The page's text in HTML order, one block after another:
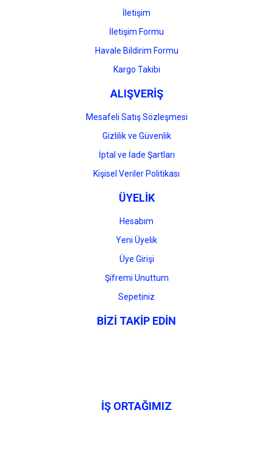
İletişim
İletişim Formu
Havale Bildirim Formu
Kargo Takibi
ALIŞVERİŞ
Mesafeli Satış Sözleşmesi
Gizlilik ve Güvenlik
İptal ve İade Şartları
Kişisel Veriler Politikası
ÜYELİK
Hesabım
Yeni Üyelik
Üye Girişi
Şifremi Unuttum
Sepetiniz
BİZİ TAKİP EDİN
İŞ ORTAĞIMIZ